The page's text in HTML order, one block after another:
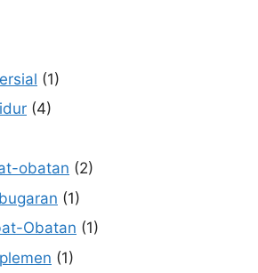
(1)
(4)
obatan (2)
(1)
Obatan (1)
(1)